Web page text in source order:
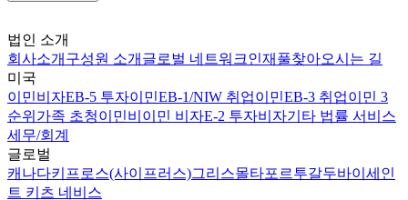
법인 소개
회사소개 구성원 소개 글로벌 네트워크인재풀찾아오시는 길
미국
이민비자EB-5 투자이민EB-1/NIW 취업이민EB-3 취업이민 3
순위 가족 초청이민비이민 비자E-2 투자비자기타 법률 서비스
세무/회계
글로벌
캐나다키프로스(사이프러스)그리스몰타포르투갈두바이 세인
트 키츠 네비스